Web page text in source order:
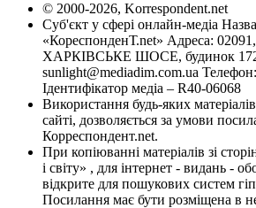
© 2000-2026, Korrespondent.net
Суб'єкт у сфері онлайн-медіа
«КореспонденТ.net» Адреса:
ХАРКІВСЬКЕ ШОСЕ, будинок 172-
sunlight@mediadim.com.ua
Ідентифікатор медіа – R40-06068
Використання будь-яких
сайті, дозволяється за умови
Корреспондент.net.
При копіюванні матеріалів зі
і світу» , для інтернет - видань -
відкрите для пошукових систем
Посилання має бути розміщена в